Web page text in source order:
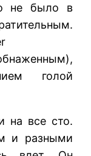
не было в
голой
на все сто.
и разными